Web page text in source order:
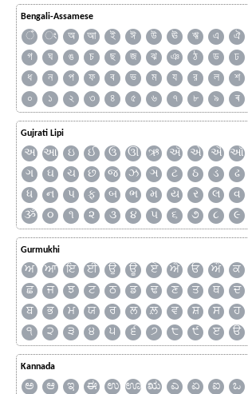
Bengali-Assamese
ঁ ং অ আ ই ঈ উ ঊ ঋ এ ঐ
গ
ঘ ঙ চ ছ জ ঝ ঞ ঠ ড ঢ
ধ
ন প ফ ব ভ ম য র ল শ
০
১ ২ ৩ ৪ ৫ ৬ ৭ ৮ ৯ ৰ
Gujrati Lipi
અ આ ઇ ઈ ઉ ઊ ઋ ઍ એ ઐ ઑ
ગ
ઘ ચ છ જ ઝ ઞ ટ ઠ ડ ઢ
ધ
ન પ ફ બ ભ મ ય ર લ વ
ૐ
૦ ૧ ૨ ૩ ૪ ૫ ૬ ૭ ૮ ૯
Gurmukhi
ਅ ਆ ਇ ਈ ਉ ਊ ਏ ਐ ਓ ਔ ਕ
ਛ
ਜ ਝ ਟ ਠ ਡ ਢ ਣ ਤ ਥ ਦ
ਬ
ਭ ਮ ਯ ਰ ਲ ਲ਼ ਵ ਸ਼ ਸ ਹ
੧
੨ ੩ ੪ ੫ ੬ ੭ ੮ ੯ ੲ ੳ
Kannada
ಅ ಆ ಇ ಈ ಉ ಊ ಋ ಎ ಏ ಐ ಒ